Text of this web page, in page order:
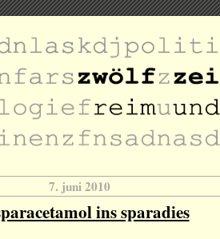
7. juni 2010
ins sparadies